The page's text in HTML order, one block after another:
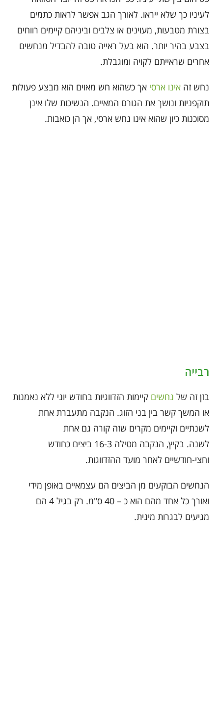
לעיניו כך שלא ייראו. לאורך הגב אפשר לראות כתמים
בצורת מטבעות, מעוינים או צלבים וביניהם קיימים רווחים
בצבע בהיר יותר. הוא בעל ראייה טובה להבדיל מנחשים
אחרים שראייתם לקויה ומוגבלת.
נחש זהאינו ארסי אך כשהוא חש מאוים הוא מבצע פעולות
תוקפניות ונושך את הגורם המאיים. הנשיכות שלו אינן
מסוכנות כיון שהוא אינו נחש ארסי, אך הן כואבות.
רבייה
בזן זה של נחשים קיימות הזדווגיות בחודש יוני ללא נאמנות
או המשך קשר בין בני הזוג. הנקבה מתעברת אחת
לשנתיים וקיימים מקרים שזה קורה גם אחת
לשנה. בקיץ, הנקבה מטילה 16-3 ביצים כחודש
וחצי-חודשיים לאחר מועד ההזדווגות.
הנחשים הבוקעים מן הביצים הם עצמאיים באופן מידי
ואורך כל אחד מהם הוא כ – 40 ס"מ. רק בגיל 4 הם
מגיעים לבגרות מינית.